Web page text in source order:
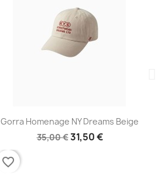
Vista rápida
Gorra Homenage NY Dreams Beige
35,00 €31,50 €
favorite_border